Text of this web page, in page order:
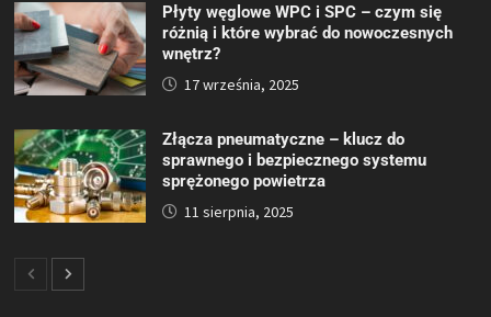
Płyty węglowe WPC i SPC – czym się
różnią i które wybrać do nowoczesnych
wnętrz?
17 września, 2025
Złącza pneumatyczne – klucz do
sprawnego i bezpiecznego systemu
sprężonego powietrza
11 sierpnia, 2025